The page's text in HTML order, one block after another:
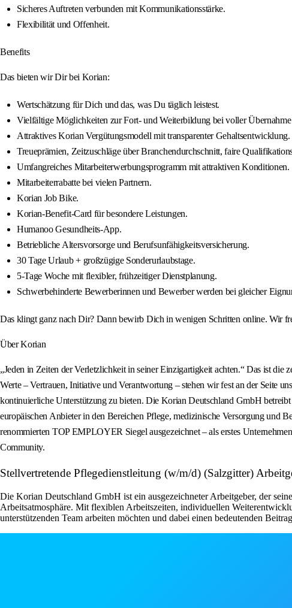
Sicheres Auftreten verbunden mit Kommunikationsstärke.
Flexibilität und Offenheit.
Benefits
Das bieten wir Dir bei Korian:
Wertschätzung für Dich und das, was Du täglich leistest.
Vielfältige Möglichkeiten zur Fort- und Weiterbildung bei voller
Attraktives Korian Vergütungsmodell mit transparenter Gehaltsentwicklung.
Treueprämien, Zeitzuschläge über Branchendurchschnitt, faire
Umfangreiches Mitarbeiterwerbungsprogramm mit attraktiven Konditionen.
Mitarbeiterrabatte bei vielen Partnern.
Korian Job Bike.
Korian-Benefit-Card für besondere Leistungen.
Humanoo Gesundheits-App.
Betriebliche Altersvorsorge und Berufsunfähigkeitsversicherung.
30 Tage Urlaub + großzügige Sonderurlaubstage.
5-Tage Woche mit flexibler, frühzeitiger Dienstplanung.
Schwerbehinderte Bewerberinnen und Bewerber werden bei gleicher
Das klingt ganz nach Dir? Dann bewirb Dich in wenigen Schritten online. Wir
Über Korian
„Jeden in Zeiten der Verletzlichkeit in seiner Einzigartigkeit achten.“ Das ist
Werte – Vertrauen, Initiative und Verantwortung – stehen wir fest an der Seite
kontinuierliche Unterstützung zu bieten. Die Korian Deutschland GmbH
europäischen Anbieter in den Bereichen Pflege, medizinische Versorgung und
renommierten TOP EMPLOYER Siegel ausgezeichnet – als erstes
Community.
Stellvertretende Pflegedienstleitung (w/m/d) (Salzgitter)
Die Korian Deutschland GmbH ist ein ausgezeichneter Arbeitgeber, der
Arbeitsatmosphäre. Mit flexiblen Arbeitszeiten, individuellen
unterstützenden Team arbeiten möchten und dabei einen bedeutenden